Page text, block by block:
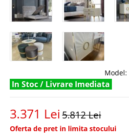
Model:
In Stoc / Livrare Imediata
3.371 Lei5.812 Lei
Oferta de pret in limita stocului